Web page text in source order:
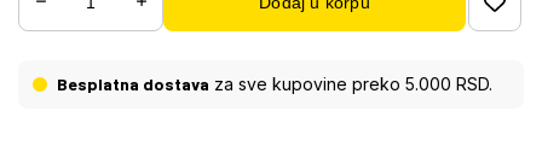
akcentno osvetljenje u bilo kojoj prostoriji.
Beskonačni dodirni dimer vam omogućava
memorije čuva poslednji podešeni intenzitet
Besplatna dostava za sve kupovine preko 5.000 RSD.